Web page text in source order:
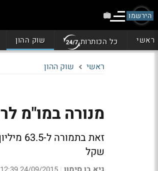
הירשמו
ראשי כל הכותרות שוק ההון
ראשי שוק ההון
מנורה במו"מ לרכישת 30% מחברה
שקל